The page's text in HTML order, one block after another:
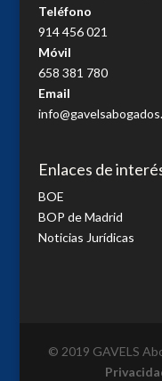
Teléfono
914 456 021
Móvil
658 381 780
Email
Enlaces de
BOE
BOP de Madrid
Noticias Jurídicas
© 2019 GAVELS